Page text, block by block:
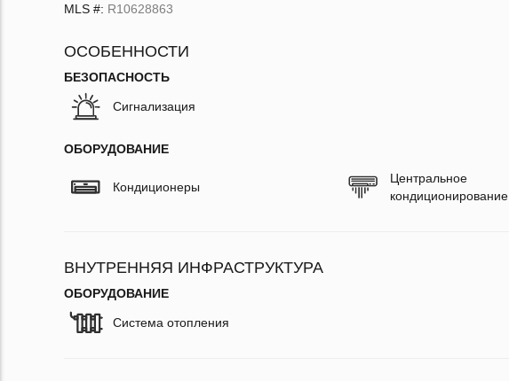
MLS #: R10628863
ОСОБЕННОСТИ
БЕЗОПАСНОСТЬ
Сигнализация
ОБОРУДОВАНИЕ
Кондиционеры
Центральное
кондиционирование
ВНУТРЕННЯЯ ИНФРАСТРУКТУРА
ОБОРУДОВАНИЕ
Система отопления